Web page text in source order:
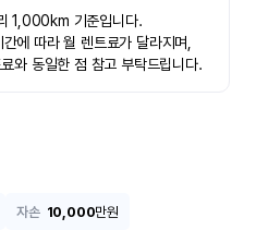
1,000km 기준입니다.
에 따라 월 렌트료가 달라지며,
와 동일한 점 참고 부탁드립니다.
자손 10,000만원